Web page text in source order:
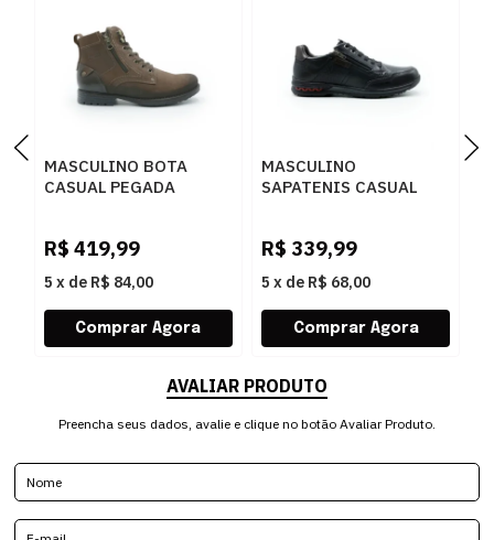
MASCULINO BOTA
CASUAL PEGADA
BROWN
R$ 419,99
5 x de R$ 84,00
MASCULINO
SAPATENIS CASUAL
PRETO/WASHED
BORDO
R$ 339,99
5 x de R$ 68,00
AVALIAR PRODUTO
Preencha seus dados, avalie e clique no botão Avaliar Produto.